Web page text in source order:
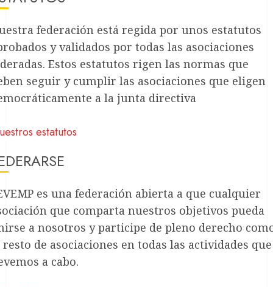
federación está regida por unos estatutos
y validados por todas las asociaciones
Estos estatutos rigen las normas que
seguir y cumplir las asociaciones que eligen
a la junta directiva
estatutos
es una federación abierta a que cualquier
que comparta nuestros objetivos pueda
a nosotros y participe de pleno derecho
resto de asociaciones en todas las actividades que
a cabo.